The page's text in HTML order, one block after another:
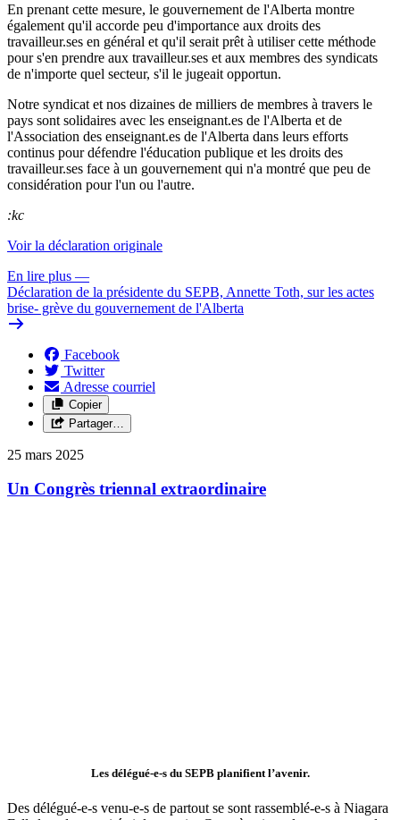
En prenant cette mesure, le gouvernement de l'Alberta montre
également qu'il accorde peu d'importance aux droits des
travailleur.ses en général et qu'il serait prêt à utiliser cette méthode
pour s'en prendre aux travailleur.ses et aux membres des syndicats
de n'importe quel secteur, s'il le jugeait opportun.
Notre syndicat et nos dizaines de milliers de membres à travers le
pays sont solidaires avec les enseignant.es de l'Alberta et de
l'Association des enseignant.es de l'Alberta dans leurs efforts
continus pour défendre l'éducation publique et les droits des
travailleur.ses face à un gouvernement qui n'a montré que peu de
considération pour l'un ou l'autre.
:kc
Voir la déclaration originale
En lire plus —
Déclaration de la présidente du SEPB, Annette Toth, sur les actes
brise- grève du gouvernement de l'Alberta
Facebook
Twitter
Adresse courriel
Copier
Partager…
25 mars 2025
Un Congrès triennal extraordinaire
Les délégué-e-s du SEPB planifient l’avenir.
Des délégué-e-s venu-e-s de partout se sont rassemblé-e-s à Niagara